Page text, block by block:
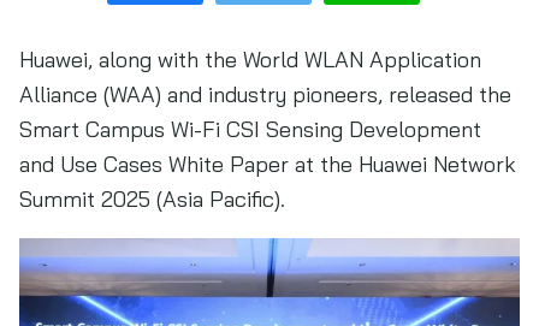
Huawei, along with the World WLAN Application
Alliance (WAA) and industry pioneers, released the
Smart Campus Wi-Fi CSI Sensing Development
and Use Cases White Paper at the Huawei Network
Summit 2025 (Asia Pacific).